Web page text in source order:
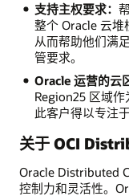
支持主权要求：
整个 Oracle 云堆
从而帮助他们满
管要求。
Oracle 运营的云
Region25 区域
此客户得以专注
关于 OCI
Oracle Distributed
控制力和灵活性。